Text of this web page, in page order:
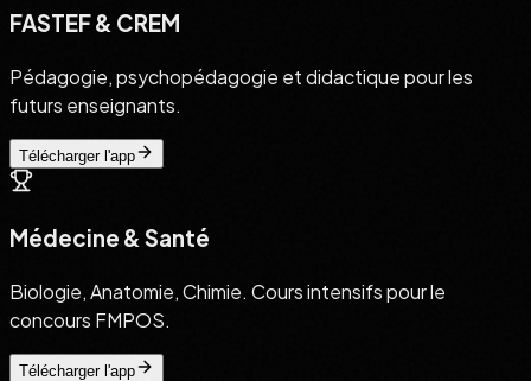
FASTEF & CREM
Pédagogie, psychopédagogie et didactique pour les
futurs enseignants.
Télécharger l'app
Médecine & Santé
Biologie, Anatomie, Chimie. Cours intensifs pour le
concours FMPOS.
Télécharger l'app